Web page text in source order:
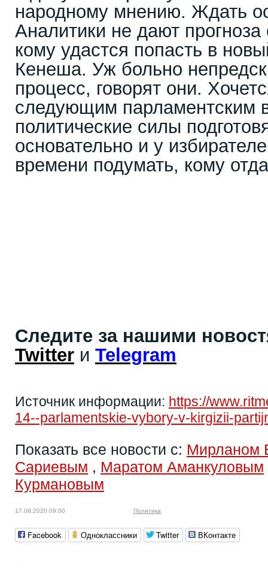
народному мнению. Ждать
Аналитики не дают прогноза
кому удастся попасть в
Кенеша. Уж больно
процесс, говорят они.
следующим парламентским
политические силы
основательно и у
времени подумать, кому
Следите за нашими
Twitter и Telegram
Источник информации: https://
14--parlamentskie-vybory-v-kirgizii-
Показать все новости с: Мирланом
Сариевым , Маратом Аманкуловым
Курмановым
17.08.2020 09:00 Политика
Facebook Одноклассники Twitter ВКонтакте